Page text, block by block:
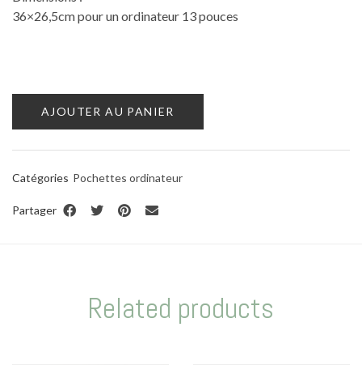
36×26,5cm pour un ordinateur 13 pouces
AJOUTER AU PANIER
Catégories Pochettes ordinateur
Partager
Related products